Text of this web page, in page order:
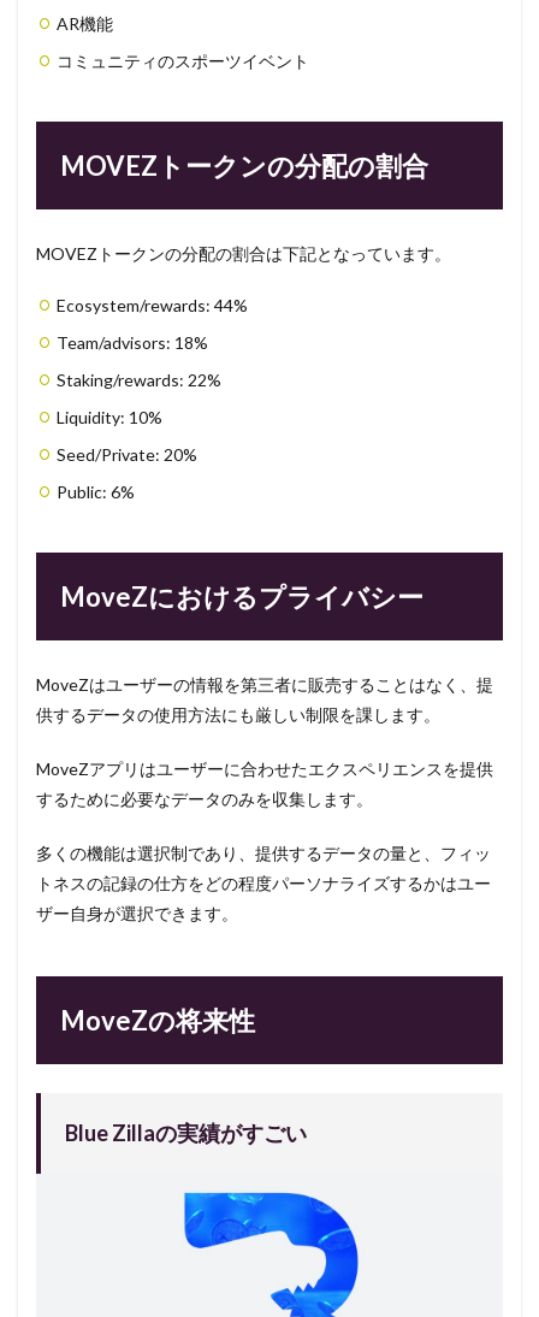
AR機能
コミュニティのスポーツイベント
MOVEZトークンの分配の割合
MOVEZトークンの分配の割合は下記となっています。
Ecosystem/rewards: 44%
Team/advisors: 18%
Staking/rewards: 22%
Liquidity: 10%
Seed/Private: 20%
Public: 6%
MoveZにおけるプライバシー
MoveZはユーザーの情報を第三者に販売することはなく、提
供するデータの使用方法にも厳しい制限を課します。
MoveZアプリはユーザーに合わせたエクスペリエンスを提供
するために必要なデータのみを収集します。
多くの機能は選択制であり、提供するデータの量と、フィッ
トネスの記録の仕方をどの程度パーソナライズするかはユー
ザー自身が選択できます。
MoveZの将来性
Blue Zillaの実績がすごい